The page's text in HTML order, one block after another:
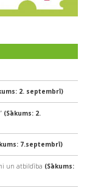
2. septembrī)
(Sākums: 2.
7.septembrī)
un atbildība (Sākums: